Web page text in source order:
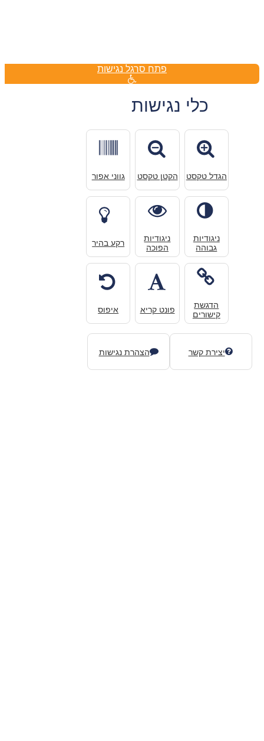
פתח סרגל נגישות
כלי נגישות
הגדל טקסט הקטן טקסט גווני אפור
ניגודיות
גבוהה
ניגודיות
הפוכה
רקע בהיר
הדגשת
קישורים
פונט קריא איפוס
יצירת קשר הצהרת נגישות